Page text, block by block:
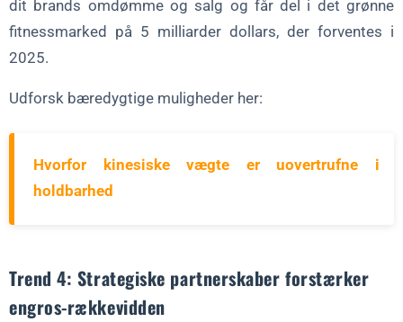
dit brands omdømme og salg og får del i det grønne
fitnessmarked på 5 milliarder dollars, der forventes i
2025.
Udforsk bæredygtige muligheder her:
Hvorfor kinesiske vægte er uovertrufne i
holdbarhed
Trend 4: Strategiske partnerskaber forstærker
engros-rækkevidden